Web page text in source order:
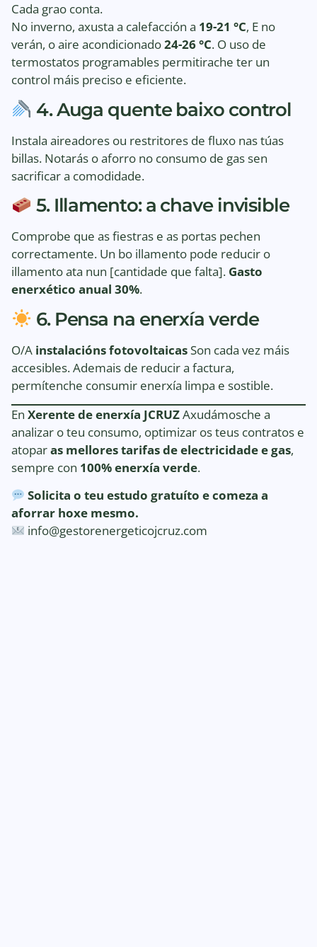
Cada grao conta.
No inverno, axusta a calefacción a 19-21 °C, E no
verán, o aire acondicionado24-26 °C. O uso de
termostatos programables permitirache ter un
control máis preciso e eficiente.
4. Auga quente baixo control
Instala aireadores ou restritores de fluxo nas túas
billas. Notarás o aforro no consumo de gas sen
sacrificar a comodidade.
5. Illamento: a chave invisible
Comprobe que as fiestras e as portas pechen
correctamente. Un bo illamento pode reducir o
illamento ata nun [cantidade que falta]. Gasto
enerxético anual 30%.
6. Pensa na enerxía verde
O/A instalacións fotovoltaicasSon cada vez máis
accesibles. Ademais de reducir a factura,
permítenche consumir enerxía limpa e sostible.
En Xerente de enerxía JCRUZAxudámosche a
analizar o teu consumo, optimizar os teus contratos e
atoparas mellores tarifas de electricidade e gas,
sempre con 100% enerxía verde.
Solicita o teu estudo gratuíto e comeza a
aforrar hoxe mesmo.
info@gestorenergeticojcruz.com